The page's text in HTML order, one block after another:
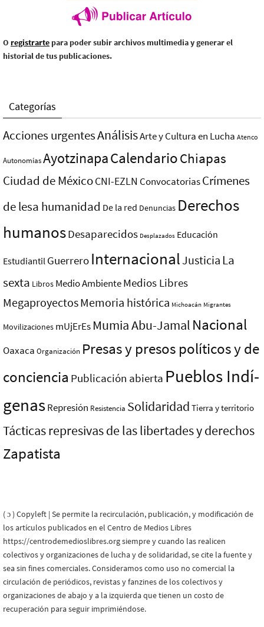
O registrarte para poder subir archivos multimedia y generar el
historial de tus publicaciones.
Categorías
Acciones urgentesAnálisisArte y Cultura en Lucha Atenco
AutonomíasAyotzinapaCalendarioChiapas
Ciudad de MéxicoCNI-EZLN ConvocatoriasCrímenes
de lesa humanidad De la red Denuncias Derechos
humanosDesaparecidos Desplazados Educación
Estudiantil Guerrero InternacionalJusticia La
sexta Libros Medio AmbienteMedios Libres
MegaproyectosMemoria histórica Michoacán Migrantes
Movilizaciones mUjErEs Mumia Abu-Jamal Nacional
Oaxaca Organización Presas y presos polí­ticos y de
conciencia Publicación abierta Pueblos Indí­
genasRepresión Resistencia Solidaridad Tierra y territorio
Tácticas represivas de las libertades y derechos
Zapatista
( ɔ ) Copyleft | Se permite la recirculación, publicación, y modificación de
los artículos publicados en el Centro de Medios Libres
https://centrodemedioslibres.org siempre y cuando las realicen
colectivos y organizaciones de lucha y de solidaridad, se cite la fuente y
sea sin fines comerciales. Consideramos como uso no comercial la
circulación de periódicos, revistas y fanzines de los colectivos y
organizaciones de abajo y a la izquierda que tienen un costo de
recuperación para seguir imprimiéndose.